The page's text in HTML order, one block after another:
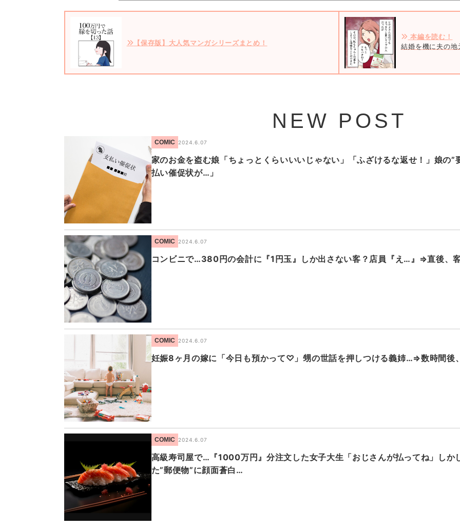
【保存版】大人気マンガシリーズまとめ！
本編を読む！
結婚を機に夫の
NEW POST
COMIC 2024.6.07
家のお金を盗む娘「ちょっとくらいいいじゃない」「ふざけるな返せ！」娘
払い催促状が…」
COMIC 2024.6.07
コンビニで…380円の会計に『1円玉』しか出さない客？店員『え…』⇒直後、
COMIC 2024.6.07
妊娠8ヶ月の嫁に「今日も預かって♡」甥の世話を押しつける義姉…⇒数時間後
COMIC 2024.6.07
高級寿司屋で…『1000万円』分注文した女子大生「おじさんが払ってね」し
た”郵便物”に顔面蒼白…